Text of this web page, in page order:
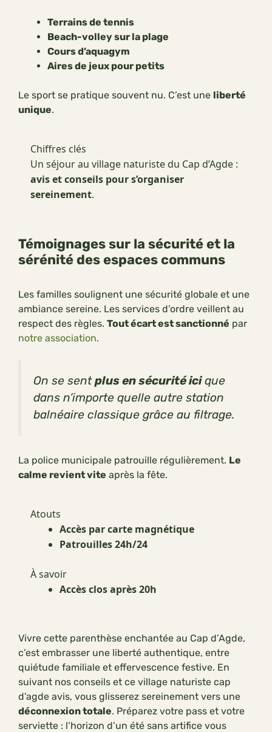
Terrains de tennis
Beach-volley sur la plage
Cours d’aquagym
Aires de jeux pour petits
Le sport se pratique souvent nu. C’est une liberté
unique.
Chiffres clés
Un séjour au village naturiste du Cap d’Agde :
avis et conseils pour s’organiser
sereinement.
Témoignages sur la sécurité et la
sérénité des espaces communs
Les familles soulignent une sécurité globale et une
ambiance sereine. Les services d’ordre veillent au
respect des règles. Tout écart est sanctionné par
notre association.
On se sentplus en sécurité icique
dans n’importe quelle autre station
balnéaire classique grâce au filtrage.
La police municipale patrouille régulièrement. Le
calme revient vite après la fête.
Atouts
Accès par carte magnétique
Patrouilles 24h/24
À savoir
Accès clos après 20h
Vivre cette parenthèse enchantée au Cap d’Agde,
c’est embrasser une liberté authentique, entre
quiétude familiale et effervescence festive. En
suivant nos conseils et ce village naturiste cap
d’agde avis, vous glisserez sereinement vers une
déconnexion totale. Préparez votre pass et votre
serviette : l’horizon d’un été sans artifice vous